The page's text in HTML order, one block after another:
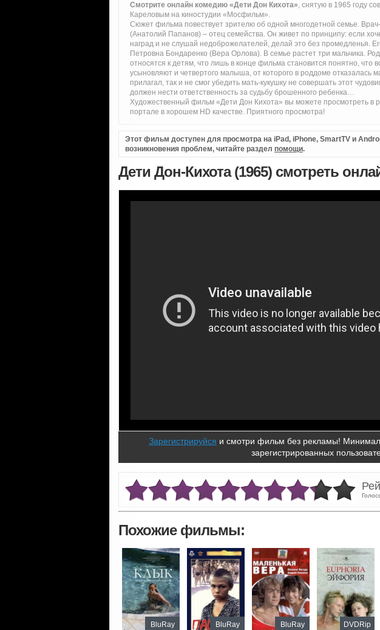
Смотрите онлайн комедию «Дети Дон Кихота», снятую в 1965 году
Кареловым на киностудии «Мосфильм».
Сюжет фильма повествует зрителю об одной многодетной семье.
(Анатолий Папанов) – отец семейства. Он живет по принципу: если
наград и не слушай недоброжелателей, делай это без промедленья.
Петровна Бондаренко (Вера Орлова). В семье растет три мальчика.
относятся к детям, что лишь в конце фильма становится понятно, что
усыновляют и четвертого малыша, от которого в роддоме отказалась
прилагал, так и не смог убедить мать-кукушку не совершать этот
должен нести ответственность за судьбу брошенного ребенка…
Художественный фильм «Дети Дон Кихота» вы можете просмотреть
портале в хорошем HD качестве. Приятного просмотра!
Этот фильм доступен для просмотра на iPad, iPhone, SmartTV и
возникновения проблем, читайте раздел помощи.
Дети Дон-Кихота (1965) смотреть
Зарегистрируйся и смотри фильм без рекламы!
зарегистрированных
Похожие фильмы:
BluRay
BluRay
BluRay
DVDRip